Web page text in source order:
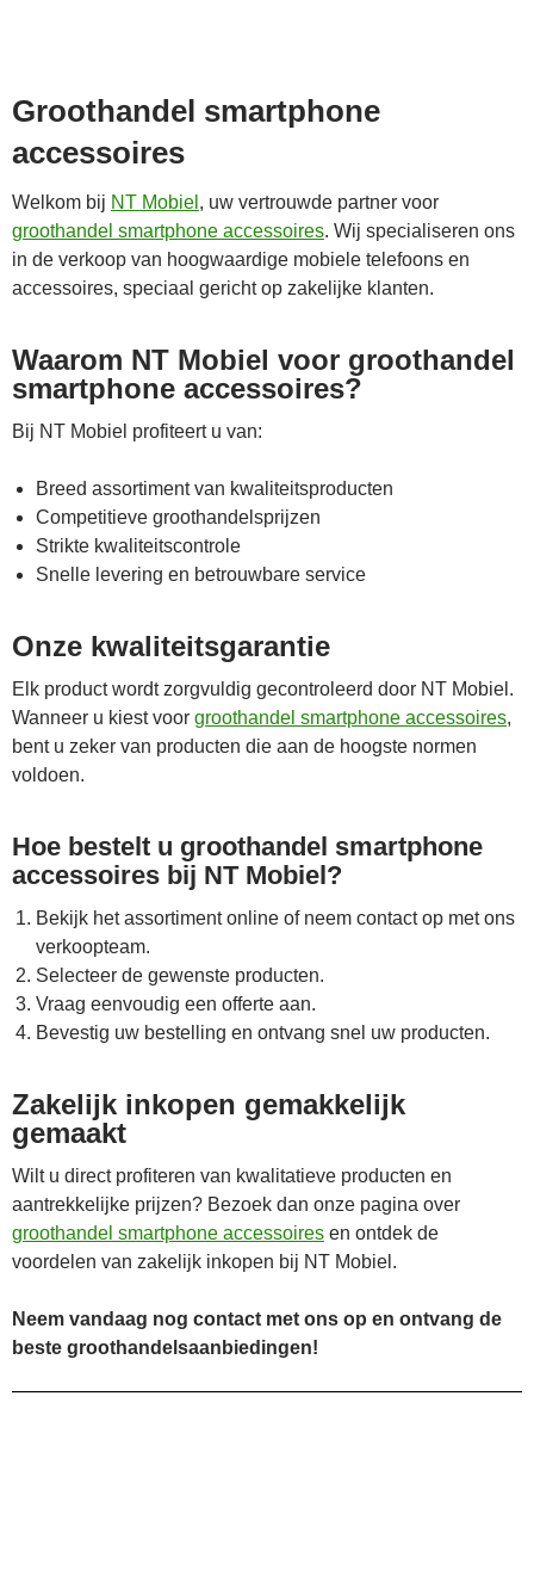
Groothandel smartphone
accessoires
Welkom bij NT Mobiel , uw vertrouwde partner voor
groothandel smartphone accessoires. Wij specialiseren ons
in de verkoop van hoogwaardige mobiele telefoons en
accessoires, speciaal gericht op zakelijke klanten.
Waarom NT Mobiel voor groothandel
smartphone accessoires?
Bij NT Mobiel profiteert u van:
Breed assortiment van kwaliteitsproducten
Competitieve groothandelsprijzen
Strikte kwaliteitscontrole
Snelle levering en betrouwbare service
Onze kwaliteitsgarantie
Elk product wordt zorgvuldig gecontroleerd door NT Mobiel.
Wanneer u kiest voor groothandel smartphone accessoires,
bent u zeker van producten die aan de hoogste normen
voldoen.
Hoe bestelt u groothandel smartphone
accessoires bij NT Mobiel?
Bekijk het assortiment online of neem contact op met ons
verkoopteam.
Selecteer de gewenste producten.
Vraag eenvoudig een offerte aan.
Bevestig uw bestelling en ontvang snel uw producten.
Zakelijk inkopen gemakkelijk
gemaakt
Wilt u direct profiteren van kwalitatieve producten en
aantrekkelijke prijzen? Bezoek dan onze pagina over
groothandel smartphone accessoires en ontdek de
voordelen van zakelijk inkopen bij NT Mobiel.
Neem vandaag nog contact met ons op en ontvang de
beste groothandelsaanbiedingen!